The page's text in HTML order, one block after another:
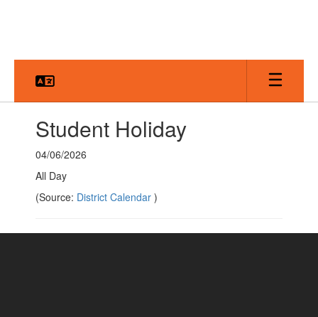
Student Holiday
04/06/2026
All Day
(Source: District Calendar )